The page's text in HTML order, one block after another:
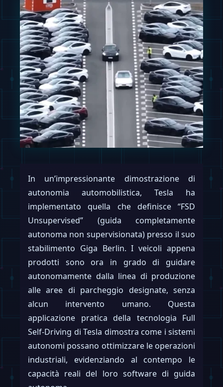
In un’impressionante dimostrazione di
autonomia automobilistica, Tesla ha
implementato quella che definisce “FSD
Unsupervised” (guida completamente
autonoma non supervisionata) presso il suo
stabilimento Giga Berlin. I veicoli appena
prodotti sono ora in grado di guidare
autonomamente dalla linea di produzione
alle aree di parcheggio designate, senza
alcun intervento umano. Questa
applicazione pratica della tecnologia Full
Self-Driving di Tesla dimostra come i sistemi
autonomi possano ottimizzare le operazioni
industriali, evidenziando al contempo le
capacità reali del loro software di guida